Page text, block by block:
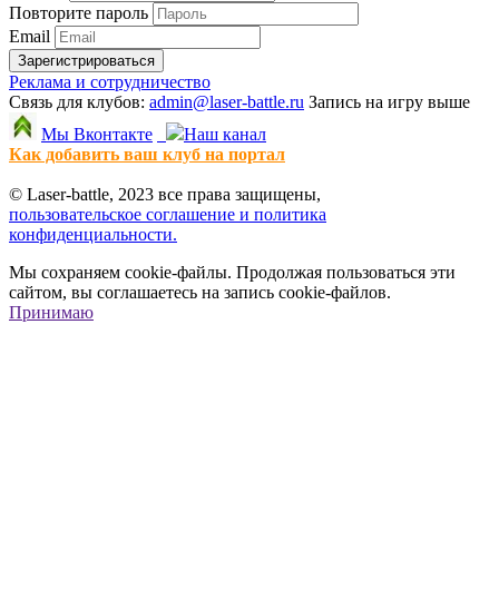
Повторите пароль
Email
Зарегистрироваться
Реклама и сотрудничество
Связь для клубов: admin@laser-battle.ru Запись на игру выше
Мы Вконтакте
Наш канал
Как добавить ваш клуб на портал
© Laser-battle, 2023 все права защищены,
пользовательское соглашение и политика
конфиденциальности.
Мы сохраняем cookie-файлы. Продолжая пользоваться эти
сайтом, вы соглашаетесь на запись cookie-файлов.
Принимаю